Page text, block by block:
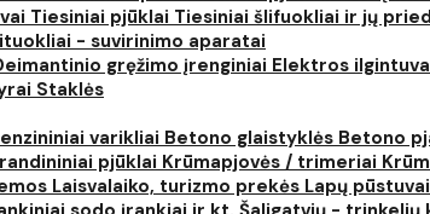
Tiesiniai pjūklai Tiesiniai šlifuokliai ir jų
- suvirinimo aparatai
gręžimo įrenginiai Elektros
Staklės
varikliai Betono glaistyklės Betono
pjūklai Krūmapjovės / trimeriai
Laisvalaiko, turizmo prekės Lapų